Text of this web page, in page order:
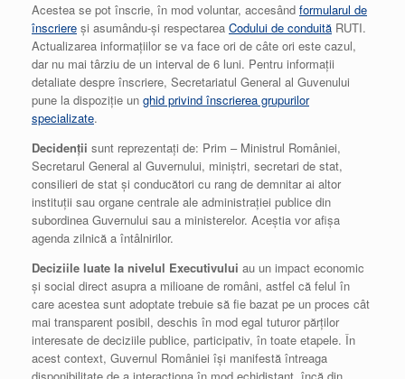
Acestea se pot înscrie, în mod voluntar, accesând formularul de
înscriere și asumându-și respectarea Codului de conduită RUTI.
Actualizarea informațiilor se va face ori de câte ori este cazul,
dar nu mai târziu de un interval de 6 luni. Pentru informații
detaliate despre înscriere, Secretariatul General al Guvenului
pune la dispoziție un ghid privind înscrierea grupurilor
specializate.
Decidenții sunt reprezentați de: Prim – Ministrul României,
Secretarul General al Guvernului, miniștri, secretari de stat,
consilieri de stat și conducători cu rang de demnitar ai altor
instituții sau organe centrale ale administrației publice din
subordinea Guvernului sau a ministerelor. Aceștia vor afișa
agenda zilnică a întâlnirilor.
Deciziile luate la nivelul Executivului au un impact economic
și social direct asupra a milioane de români, astfel că felul în
care acestea sunt adoptate trebuie să fie bazat pe un proces cât
mai transparent posibil, deschis în mod egal tuturor părților
interesate de deciziile publice, participativ, în toate etapele. În
acest context, Guvernul României își manifestă întreaga